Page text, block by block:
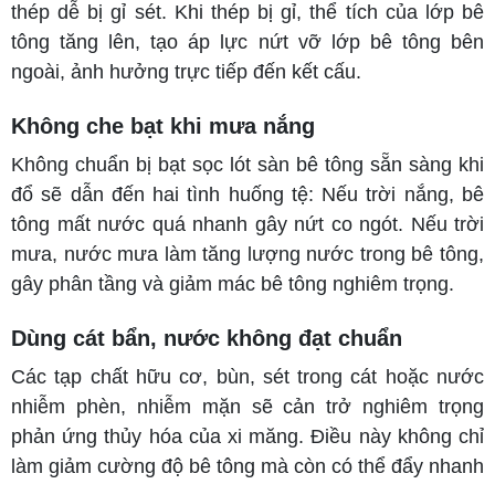
thép dễ bị gỉ sét. Khi thép bị gỉ, thể tích của lớp bê
tông tăng lên, tạo áp lực nứt vỡ lớp bê tông bên
ngoài, ảnh hưởng trực tiếp đến kết cấu.
Không che bạt khi mưa nắng
Không chuẩn bị bạt sọc lót sàn bê tông sẵn sàng khi
đổ sẽ dẫn đến hai tình huống tệ: Nếu trời nắng, bê
tông mất nước quá nhanh gây nứt co ngót. Nếu trời
mưa, nước mưa làm tăng lượng nước trong bê tông,
gây phân tầng và giảm mác bê tông nghiêm trọng.
Dùng cát bẩn, nước không đạt chuẩn
Các tạp chất hữu cơ, bùn, sét trong cát hoặc nước
nhiễm phèn, nhiễm mặn sẽ cản trở nghiêm trọng
phản ứng thủy hóa của xi măng. Điều này không chỉ
làm giảm cường độ bê tông mà còn có thể đẩy nhanh